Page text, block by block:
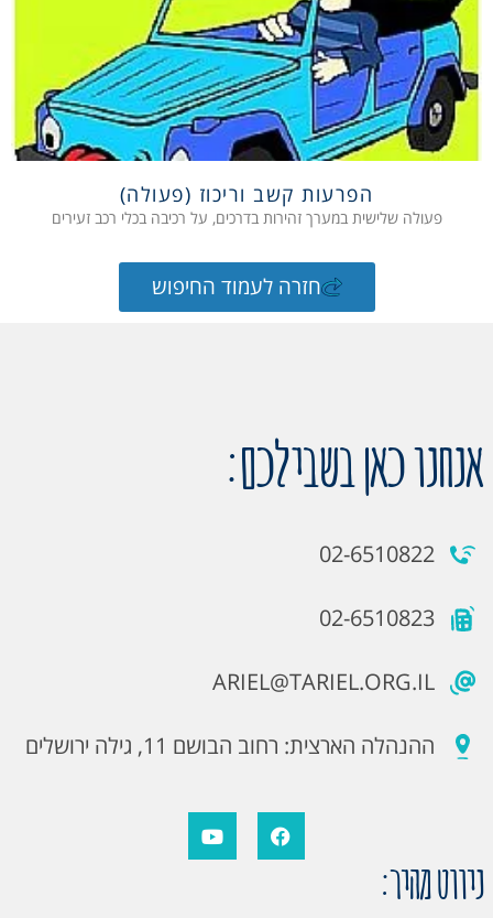
הפרעות קשב וריכוז (פעולה)
פעולה שלישית במערך זהירות בדרכים, על רכיבה בכלי רכב זעירים
חזרה לעמוד החיפוש
אנחנו כאן בשבילכם:
02-6510822
02-6510823
ARIEL@TARIEL.ORG.IL
ההנהלה הארצית: רחוב הבושם 11, גילה ירושלים
ניווט מהיר: